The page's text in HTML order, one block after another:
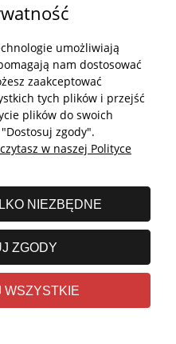
dostawa
salonu:
11:00 - 19:00
- 14:00
prawa zastrzeżone
internetowy Shoper.pl
umożliwiają
nam dostosować
zaakceptować
tych plików i przejść
plików do swoich
zgody".
w naszej Polityce
NIEZBĘDNE
ZGODY
WSZYSTKIE